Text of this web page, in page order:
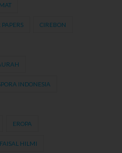
PAPERS CIREBON
INDONESIA
EROPA
FAISAL HILMI